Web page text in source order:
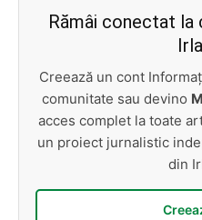
Rămâi conectat la
Creează un cont
comunitate sau devino
acces complet la toate
un proiect jurnalistic
din